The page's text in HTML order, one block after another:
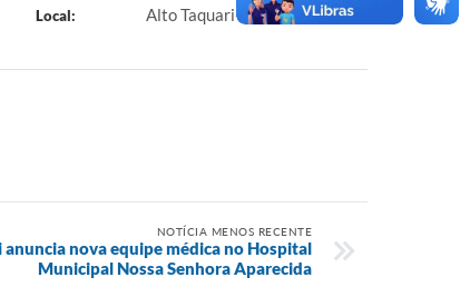
Local: Alto Taquari-MT
NOTÍCIA MENOS RECENTE
nova equipe médica no Hospital
Municipal Nossa Senhora Aparecida